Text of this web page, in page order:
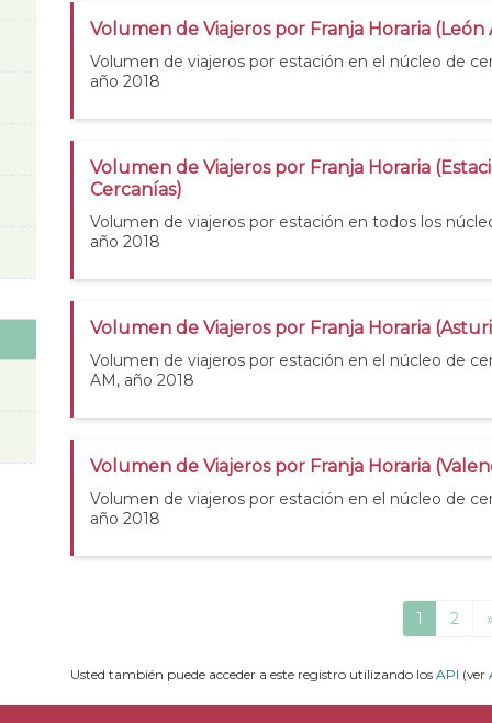
Volumen de Viajeros por Franja Horaria (León
Volumen de viajeros por estación en el núcleo de
año 2018
Volumen de Viajeros por Franja Horaria
Cercanías)
Volumen de viajeros por estación en todos los
año 2018
Volumen de Viajeros por Franja Horaria
Volumen de viajeros por estación en el núcleo de
AM, año 2018
Volumen de Viajeros por Franja Horaria
Volumen de viajeros por estación en el núcleo de
año 2018
1 2
Usted también puede acceder a este registro utilizando los API (ver